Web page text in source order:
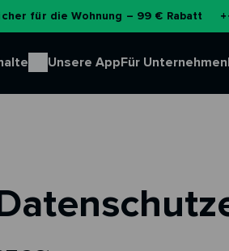
die Wohnung – 99 € Rabatt +++
Unsere AppFür Unternehmen